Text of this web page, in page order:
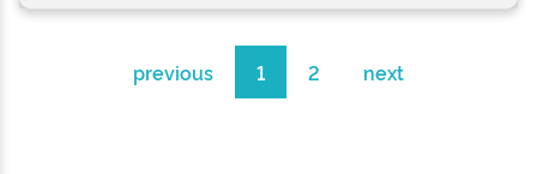
previous 1 2 next